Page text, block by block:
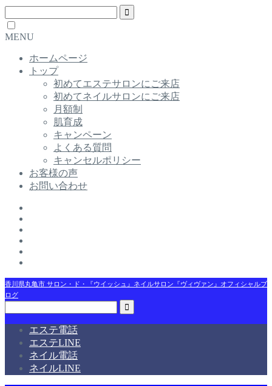
MENU
ホームページ
トップ
初めてエステサロンにご来店
初めてネイルサロンにご来店
月額制
肌育成
キャンペーン
よくある質問
キャンセルポリシー
お客様の声
お問い合わせ
香川県丸亀市 サロン・ド・『ウイッシュ』ネイルサロン『ヴィヴァン』オフィシャルブ
ログ
エステ電話
エステLINE
ネイル電話
ネイルLINE